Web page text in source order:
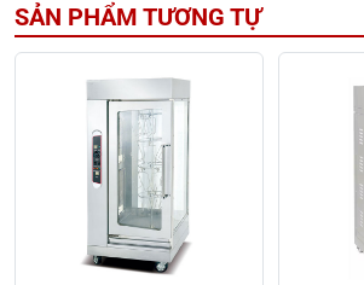
SẢN PHẨM TƯƠNG TỰ